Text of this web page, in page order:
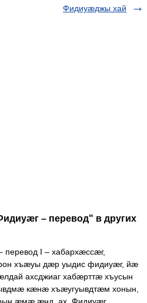
Фидиуæджы хай
– перевод" в других
I – хабархæссæг,
хъæуы дæр уыдис фидиуæг, йæ
ахсджиаг хабæрттæ хъусын
кæнæ хъæугуывдтæм хонын,